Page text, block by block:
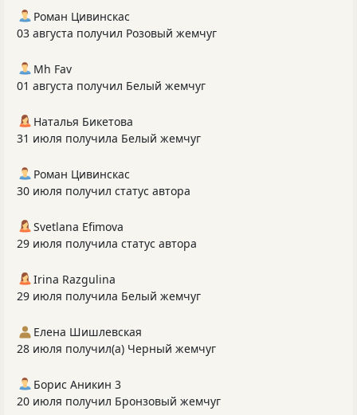
Роман Цивинскас
03 августа получил Розовый жемчуг
Mh Fav
01 августа получил Белый жемчуг
Наталья Бикетова
31 июля получила Белый жемчуг
Роман Цивинскас
30 июля получил статус автора
Svetlana Efimova
29 июля получила статус автора
Irina Razgulina
29 июля получила Белый жемчуг
Елена Шишлевская
28 июля получил(а) Черный жемчуг
Борис Аникин 3
20 июля получил Бронзовый жемчуг